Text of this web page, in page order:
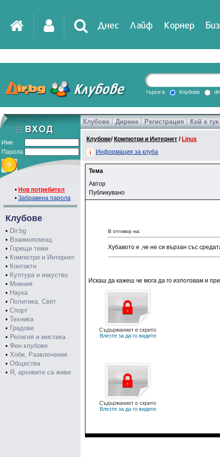
Днес Лайф Корнер
DirTV Impressio
Games
търси в Клубове
Име
Парола
• Нов потребител
• Забравена парола
Клубове
• Dir.bg
• Взаимопомощ
• Горещи теми
• Компютри и Интернет
• Контакти
• Култура и изкуство
• Мнения
• Наука
• Политика, Свят
• Спорт
• Техника
• Градове
• Религия и мистика
• Фен клубове
• Хоби, Развлечения
• Общества
• Я, архивите са живи
Клубове Дирене Регистрация Кой е тук
Клубове/ Компютри и Интернет / Linux
Информация за клуба
Тема
Автор
Публикувано
В отговор на:
Хубавото е ,че не си вързан със
Искаш да кажеш че мога да го използвам и
Съдържаниет е скрито
Влезте за да го видите
Съдържаниет е скрито
Влезте за да го видите